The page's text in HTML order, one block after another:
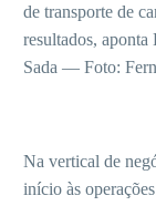
de transporte de
resultados,
Sada — Foto:
Na vertical de
início às